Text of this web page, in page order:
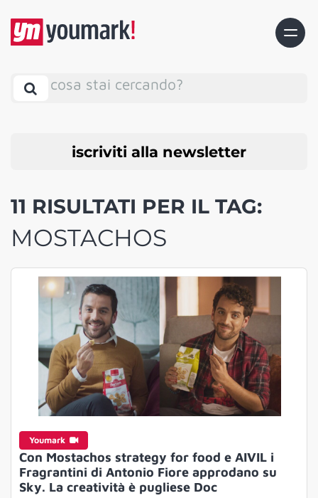
cosa stai cercando?
iscriviti alla newsletter
11 RISULTATI PER IL TAG:
MOSTACHOS
Youmark
Con Mostachos strategy for food e AIVIL i
Fragrantini di Antonio Fiore approdano su
Sky. La creatività è pugliese Doc